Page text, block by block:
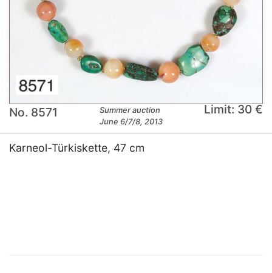
No. 8571
Summer auction
June 6/7/8, 2013
Limit: 30 €
Karneol-Türkiskette, 47 cm